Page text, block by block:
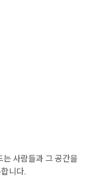
사람들과 그 공간을
니다.